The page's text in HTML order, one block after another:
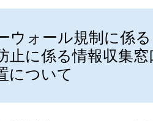
ウォール規制に係る
止に係る情報収集
について